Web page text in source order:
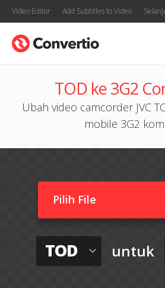
Video Editor Add Subtitles to Video
TOD ke 3G2
Ubah video camcorder JVC
mobile 3G2
Pilih File
TOD untuk